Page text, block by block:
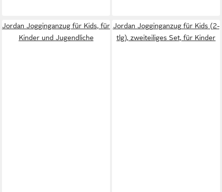
Jordan Jogginganzug für Kids, für
Kinder und Jugendliche
Jordan Jogginganzug für Kids (2-
tlg), zweiteiliges Set, für Kinder